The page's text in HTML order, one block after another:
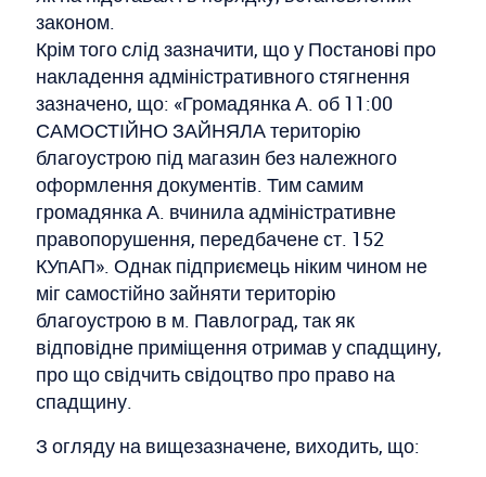
законом.
Крім того слід зазначити, що у Постанові про
накладення адміністративного стягнення
зазначено, що: «Громадянка А. об 11:00
САМОСТІЙНО ЗАЙНЯЛА територію
благоустрою під магазин без належного
оформлення документів. Тим самим
громадянка А. вчинила адміністративне
правопорушення, передбачене ст. 152
КУпАП». Однак підприємець ніким чином не
міг самостійно зайняти територію
благоустрою в м. Павлоград, так як
відповідне приміщення отримав у спадщину,
про що свідчить свідоцтво про право на
спадщину.
З огляду на вищезазначене, виходить, що: